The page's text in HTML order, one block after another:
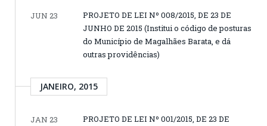
JUN 23
PROJETO DE LEI Nº 008/2015, DE 23 DE
JUNHO DE 2015 (Institui o código de posturas
do Município de Magalhães Barata, e dá
outras providências)
JANEIRO, 2015
JAN 23
PROJETO DE LEI Nº 001/2015, DE 23 DE